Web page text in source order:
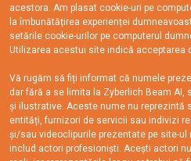
acestora. Am plasat cookie-uri pe
la îmbunătățirea experienței
setările cookie-urilor pe computerul
Utilizarea acestui site indică acceptarea
Vă rugăm să fiți informat că numele
dar fără a se limita la Zyberlich Beam
și ilustrative. Aceste nume nu reprezintă
entități, furnizori de servicii sau indivizi
și/sau videoclipurile prezentate pe site-ul
includ actori profesioniști. Acești actori